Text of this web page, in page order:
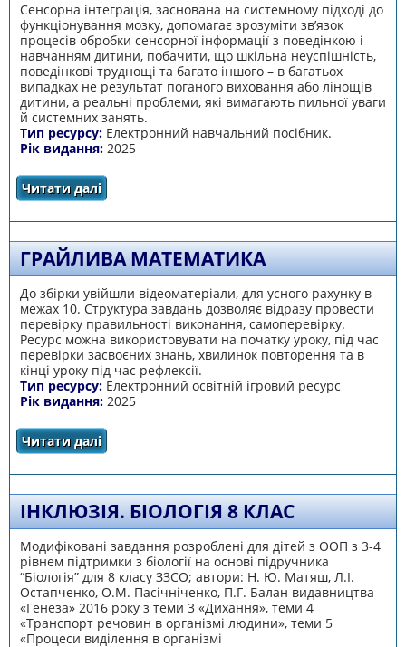
Сенсорна інтеграція, заснована на системному підході до
функціонування мозку, допомагає зрозуміти зв’язок
процесів обробки сенсорної інформації з поведінкою і
навчанням дитини, побачити, що шкільна неуспішність,
поведінкові труднощі та багато іншого – в багатьох
випадках не результат поганого виховання або лінощів
дитини, а реальні проблеми, які вимагають пильної уваги
й системних занять.
Тип ресурсу: Електронний навчальний посібник.
Рік видання: 2025
Читати далі
ГРАЙЛИВА МАТЕМАТИКА
До збірки увійшли відеоматеріали, для усного рахунку в
межах 10. Структура завдань дозволяє відразу провести
перевірку правильності виконання, самоперевірку.
Ресурс можна використовувати на початку уроку, під час
перевірки засвоєних знань, хвилинок повторення та в
кінці уроку під час рефлексії.
Тип ресурсу: Електронний освітній ігровий ресурс
Рік видання: 2025
Читати даліпро Грайлива математика
ІНКЛЮЗІЯ. БІОЛОГІЯ 8 КЛАС
Модифіковані завдання розроблені для дітей з ООП з 3-4
рівнем підтримки з біології на основі підручника
“Біологія” для 8 класу ЗЗСО; автори: Н. Ю. Матяш, Л.І.
Остапченко, О.М. Пасічніченко, П.Г. Балан видавництва
«Генеза» 2016 року з теми 3 «Дихання», теми 4
«Транспорт речовин в організмі людини», теми 5
«Процеси виділення в організмі